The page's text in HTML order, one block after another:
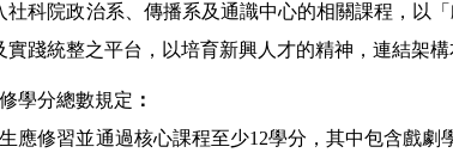
社科院政治系、傳播系及通識中心的相關課程，以
踐統整之平台，以培育新興人才的精神，連結架
學分總數規定 ：
應修習並通過核心課程至少12學分，其中包含戲劇